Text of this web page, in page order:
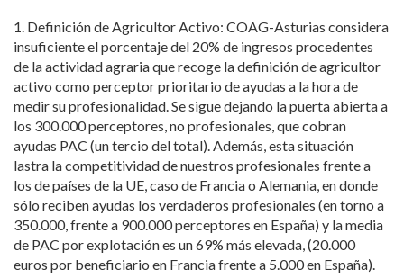
1. Definición de Agricultor Activo: COAG-Asturias considera
insuficiente el porcentaje del 20% de ingresos procedentes
de la actividad agraria que recoge la definición de agricultor
activo como perceptor prioritario de ayudas a la hora de
medir su profesionalidad. Se sigue dejando la puerta abierta a
los 300.000 perceptores, no profesionales, que cobran
ayudas PAC (un tercio del total). Además, esta situación
lastra la competitividad de nuestros profesionales frente a
los de países de la UE, caso de Francia o Alemania, en donde
sólo reciben ayudas los verdaderos profesionales (en torno a
350.000, frente a 900.000 perceptores en España) y la media
de PAC por explotación es un 69% más elevada, (20.000
euros por beneficiario en Francia frente a 5.000 en España).